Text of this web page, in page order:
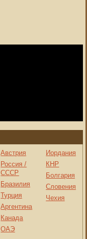
Австрия
Россия /
СССР
Бразилия
Турция
Аргентина
Канада
ОАЭ
Иордания
КНР
Болгария
Словения
Чехия